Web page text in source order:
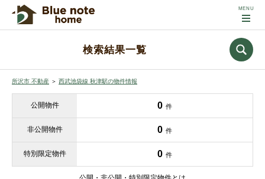
検索結果一覧
所沢市 不動産 ＞ 西武池袋線 秋津駅の物件情報
公開物件 0 件
非公開物件 0 件
特別限定物件 0 件